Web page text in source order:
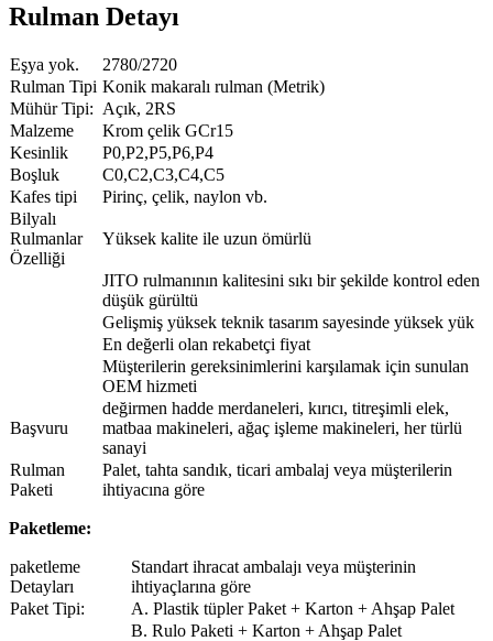
Rulman Detayı
Eşya yok.
2780/2720
Rulman Tipi Konik makaralı rulman (Metrik)
Mühür Tipi: Açık, 2RS
Malzeme
Krom çelik GCr15
Kesinlik
P0,P2,P5,P6,P4
Boşluk
C0,C2,C3,C4,C5
Kafes tipi
Pirinç, çelik, naylon vb.
Bilyalı
Rulmanlar
Özelliği
Yüksek kalite ile uzun ömürlü
JITO rulmanının kalitesini sıkı bir şekilde kontrol eden
düşük gürültü
Gelişmiş yüksek teknik tasarım sayesinde yüksek yük
En değerli olan rekabetçi fiyat
Müşterilerin gereksinimlerini karşılamak için sunulan
OEM hizmeti
Başvuru
değirmen hadde merdaneleri, kırıcı, titreşimli elek,
matbaa makineleri, ağaç işleme makineleri, her türlü
sanayi
Rulman
Paketi
Palet, tahta sandık, ticari ambalaj veya müşterilerin
ihtiyacına göre
Paketleme:
paketleme
Detayları
Standart ihracat ambalajı veya müşterinin
ihtiyaçlarına göre
Paket Tipi:
A. Plastik tüpler Paket + Karton + Ahşap Palet
B. Rulo Paketi + Karton + Ahşap Palet